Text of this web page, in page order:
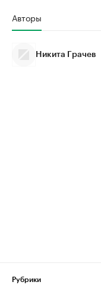
Авторы
Никита Грачев
Рубрики